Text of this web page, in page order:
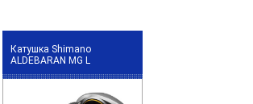
Катушка Shimano
ALDEBARAN MG L